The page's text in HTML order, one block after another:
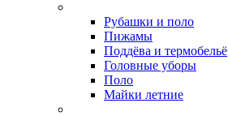
Рубашки и поло
Пижамы
Поддёва и термобельё
Головные уборы
Поло
Майки летние